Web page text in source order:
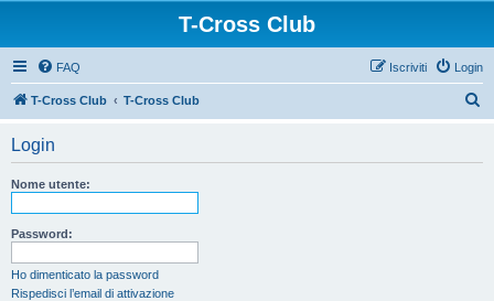
T-Cross Club
FAQ Login
Iscriviti
T-Cross Club T-Cross Club
Login
Nome utente:
Password:
Ho dimenticato la password
Rispedisci l’email di attivazione